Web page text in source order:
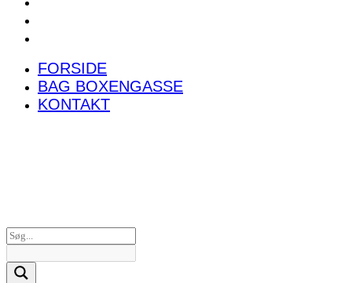
FORSIDE
BAG BOXENGASSE
KONTAKT